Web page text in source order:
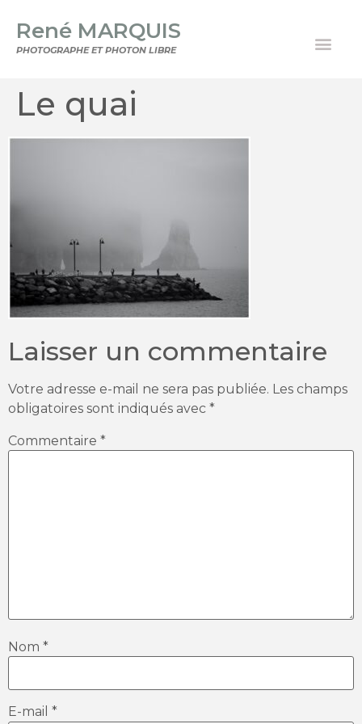
René MARQUIS
PHOTOGRAPHE ET PHOTON LIBRE
Le quai
Laisser un commentaire
Votre adresse e-mail ne sera pas publiée. Les champs
obligatoires sont indiqués avec *
Commentaire *
Nom *
E-mail *